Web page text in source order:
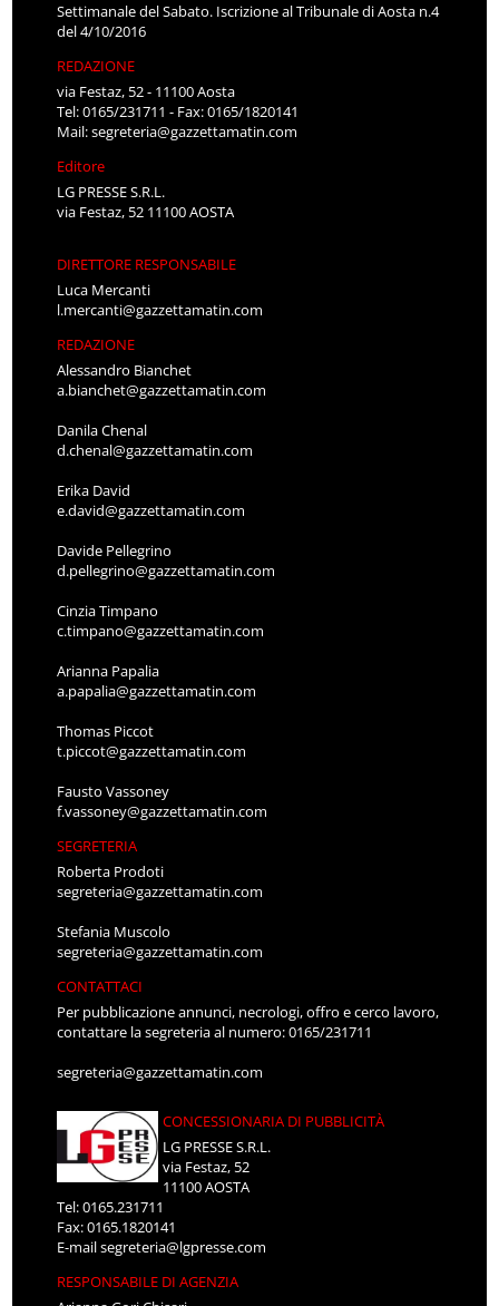
Settimanale del Sabato. Iscrizione al Tribunale di Aosta n.4
del 4/10/2016
REDAZIONE
via Festaz, 52 - 11100 Aosta
Tel: 0165/231711 - Fax: 0165/1820141
Mail:segreteria@gazzettamatin.com
Editore
LG PRESSE S.R.L.
via Festaz, 52 11100 AOSTA
DIRETTORE RESPONSABILE
Luca Mercanti
l.mercanti@gazzettamatin.com
REDAZIONE
Alessandro Bianchet
a.bianchet@gazzettamatin.com
Danila Chenal
d.chenal@gazzettamatin.com
Erika David
e.david@gazzettamatin.com
Davide Pellegrino
d.pellegrino@gazzettamatin.com
Cinzia Timpano
c.timpano@gazzettamatin.com
Arianna Papalia
a.papalia@gazzettamatin.com
Thomas Piccot
t.piccot@gazzettamatin.com
Fausto Vassoney
f.vassoney@gazzettamatin.com
SEGRETERIA
Roberta Prodoti
segreteria@gazzettamatin.com
Stefania Muscolo
segreteria@gazzettamatin.com
CONTATTACI
Per pubblicazione annunci, necrologi, offro e cerco lavoro,
contattare la segreteria al numero: 0165/231711
segreteria@gazzettamatin.com
CONCESSIONARIA DI PUBBLICITÀ
LG PRESSE S.R.L.
via Festaz, 52
11100 AOSTA
Tel: 0165.231711
Fax: 0165.1820141
E-mailsegreteria@lgpresse.com
RESPONSABILE DI AGENZIA